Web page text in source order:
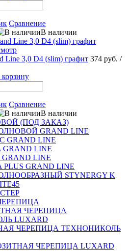
Сравнение
В наличии
Line 3,0 D4 (slim) графит 374 руб. /
Сравнение
В наличии
(ПОД ЗАКАЗ)
GRAND LINE
GRAND LINE
GRAND LINE
GRAND LINE
PLUS GRAND LINE
STYNERGY K
ЧЕРЕПИЦА ТЕХНОНИКОЛЬ
ЧЕРЕПИЦА LUXARD